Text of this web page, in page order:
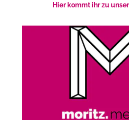
Hier kommt ihr zu